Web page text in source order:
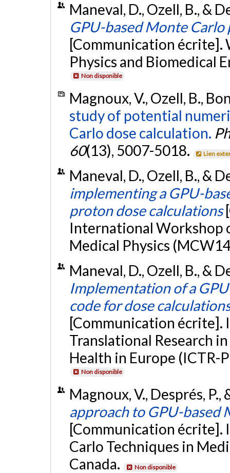
Maneval, D., Ozell, B., &
GPU-based Monte
[Communication écrite].
Physics and Biomedical
Non disponible
Magnoux, V., Ozell, B.,
study of potential
Carlo dose calculation.
60(13), 5007-5018. Lien
Maneval, D., Ozell, B., &
implementing a GPU-
proton dose calculations
International Workshop
Medical Physics
Maneval, D., Ozell, B., &
Implementation of a
code for dose
[Communication
Translational Research
Health in Europe (ICTR-
Non disponible
Magnoux, V., Després,
approach to GPU-based
[Communication
Carlo Techniques in
Canada.
Non disponible